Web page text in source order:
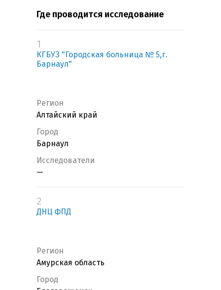
Где проводится исследование
1
КГБУЗ "Городская больница № 5,г.
Барнаул"
Регион
Алтайский край
Город
Барнаул
Исследователи
—
2
ДНЦ ФПД
Регион
Амурская область
Город